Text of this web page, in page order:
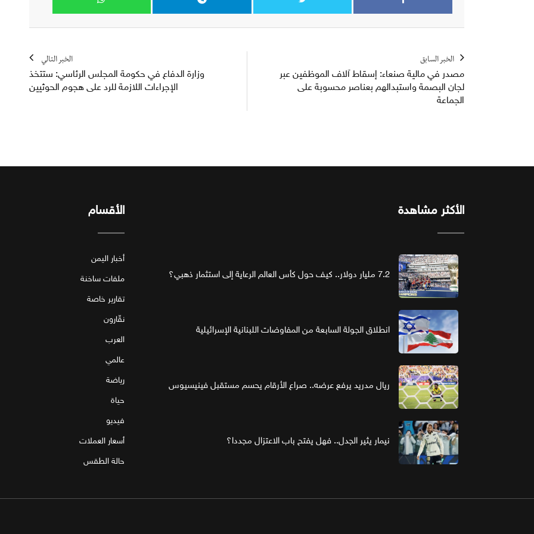
الخبر السابق
مصدر في مالية صنعاء: إسقاط آلاف الموظفين عبر
لجان البصمة واستبدالهم بعناصر محسوبة على
الجماعة
الخبر التالي
وزارة الدفاع في حكومة المجلس الرئاسي: ستتخذ
الإجراءات اللازمة للرد على هجوم الحوثيين
الأكثر مشاهدة
7.2 مليار دولار.. كيف حول كأس العالم الرعاية إلى استثمار ذهبي؟
انطلاق الجولة السابعة من المفاوضات اللبنانية الإسرائيلية
ريال مدريد يرفع عرضه.. صراع الأرقام يحسم مستقبل فينيسيوس
نيمار يثير الجدل.. فهل يفتح باب الاعتزال مجددا؟
الأقسام
أخبار اليمن
ملفات ساخنة
تقارير خاصة
نقّارون
العرب
عالمي
رياضة
حياة
فيديو
أسعار العملات
حالة الطقس